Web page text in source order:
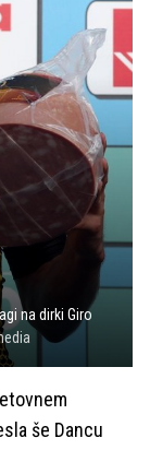
na dirki Giro
še Dancu